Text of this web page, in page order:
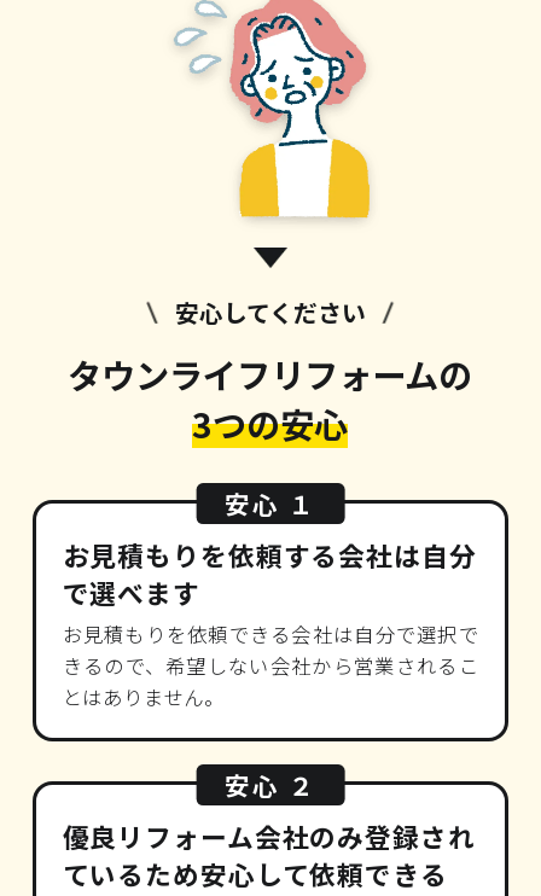
安心してください
タウンライフリフォームの
3つの安心
安心 １
お見積もりを依頼する会社は自分
で選べます
お見積もりを依頼できる会社は自分で選択で
きるので、希望しない会社から営業されるこ
とはありません。
安心 ２
優良リフォーム会社のみ登録され
ているため安心して依頼できる